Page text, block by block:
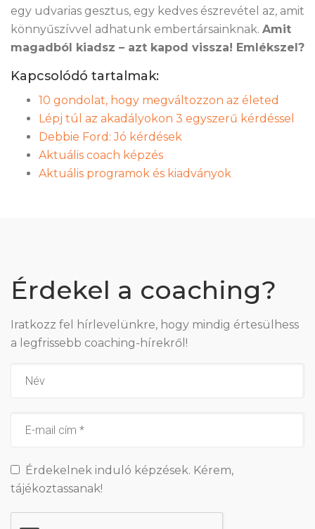
egy udvarias gesztus, egy kedves észrevétel az, amit
könnyűszívvel adhatunk embertársainknak. Amit
magadból kiadsz – azt kapod vissza! Emlékszel?
Kapcsolódó tartalmak:
10 gondolat, hogy megváltozzon az életed
Lépj túl az akadályokon 3 egyszerű kérdéssel
Debbie Ford: Jó kérdések
Aktuális coach képzés
Aktuális programok és kiadványok
Érdekel a coaching?
Iratkozz fel hírlevelünkre, hogy mindig értesülhess
a legfrissebb coaching-hírekről!
Érdekelnek induló képzések. Kérem,
tájékoztassanak!